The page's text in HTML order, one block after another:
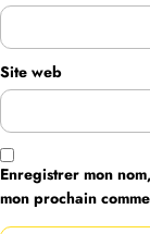
Site web
Enregistrer mon
mon prochain